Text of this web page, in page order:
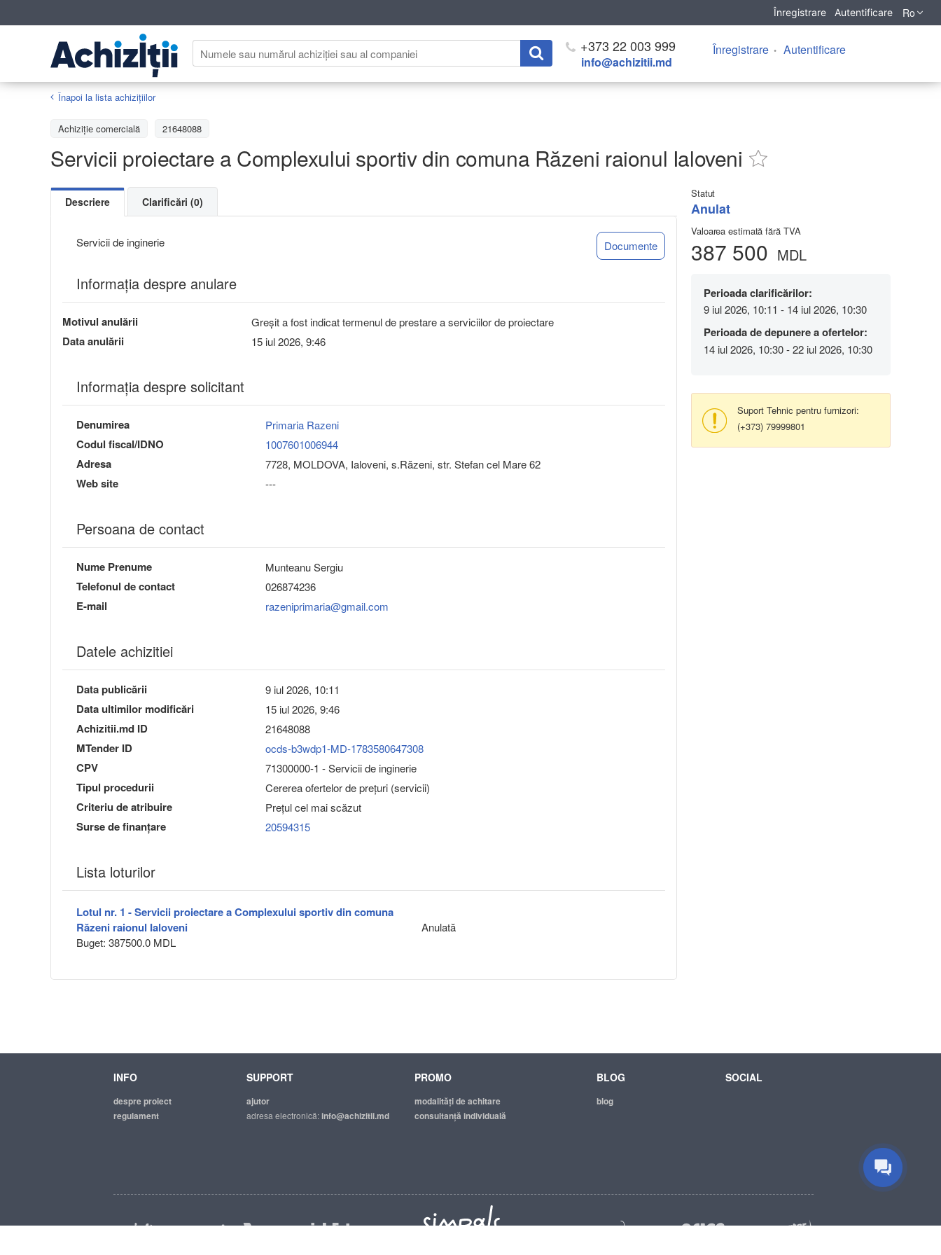
Înregistrare Autentificare Ro
+373 22 003 999
info@achizitii.md
Înregistrare Autentificare
Înapoi la lista achiziţiilor
Achizițiе comercială 21648088
Servicii proiectare a Complexului sportiv din comuna Răzeni raionul Ialoveni
Statut
Anulat
Valoarea estimată fără TVA
387 500 MDL
Perioada clarificărilor:
9 iul 2026, 10:11 - 14 iul 2026, 10:30
Perioada de depunere a ofertelor:
14 iul 2026, 10:30 - 22 iul 2026, 10:30
Suport Tehnic pentru furnizori:
(+373) 79999801
Descriere Clarificări (0)
Servicii de inginerie Documente
Informația despre anulare
Motivul anulării Greșit a fost indicat termenul de prestare a serviciilor de proiectare
Data anulării 15 iul 2026, 9:46
Informaţia despre solicitant
Denumirea Primaria Razeni
Codul fiscal/IDNO 1007601006944
Adresa 7728, MOLDOVA, Ialoveni, s.Răzeni, str. Stefan cel Mare 62
Web site ---
Persoana de contact
Nume Prenume Munteanu Sergiu
Telefonul de contact 026874236
E-mail razeniprimaria@gmail.com
Datele achizitiei
Data publicării 9 iul 2026, 10:11
Data ultimilor modificări 15 iul 2026, 9:46
Achizitii.md ID 21648088
MTender ID ocds-b3wdp1-MD-1783580647308
CPV 71300000-1 - Servicii de inginerie
Tipul procedurii Cererea ofertelor de prețuri (servicii)
Criteriu de atribuire Preţul cel mai scăzut
Surse de finanțare 20594315
Lista loturilor
Lotul nr. 1 - Servicii proiectare a Complexului sportiv din comuna
Răzeni raionul Ialoveni
Buget: 387500.0 MDL
Anulată
INFO
despre proiect
regulament
SUPPORT
ajutor
adresa electronică:info@achizitii.md
PROMO
modalităţi de achitare
consultanță individuală
BLOG
blog
SOCIAL